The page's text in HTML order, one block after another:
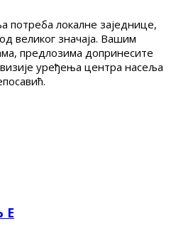
потреба локалне заједнице,
великог значаја. Вашим
предлозима допринесите
уређења центра насеља
Е